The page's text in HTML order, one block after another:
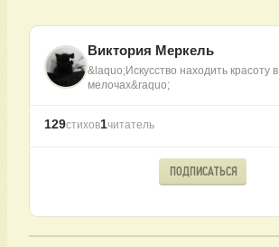
Виктория Меркель
&laquo;Искусство находить красоту в
мелочах&raquo;
129стихов1читатель
ПОДПИСАТЬСЯ